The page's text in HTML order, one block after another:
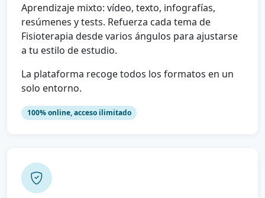
Aprendizaje mixto: vídeo, texto, infografías,
resúmenes y tests. Refuerza cada tema de
Fisioterapia desde varios ángulos para ajustarse
a tu estilo de estudio.
La plataforma recoge todos los formatos en un
solo entorno.
100% online, acceso ilimitado